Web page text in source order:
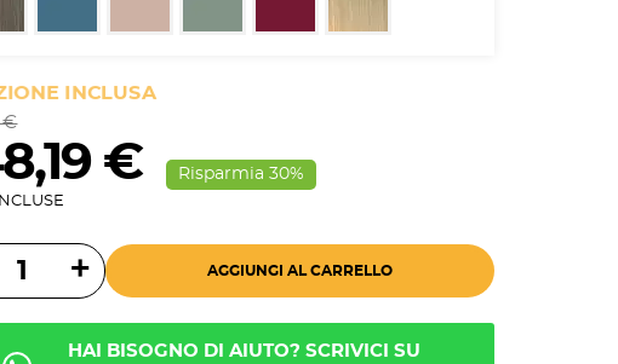
INCLUSA
€
€ Risparmia 30%
AGGIUNGI AL CARRELLO
HAI BISOGNO DI AIUTO? SCRIVICI SU